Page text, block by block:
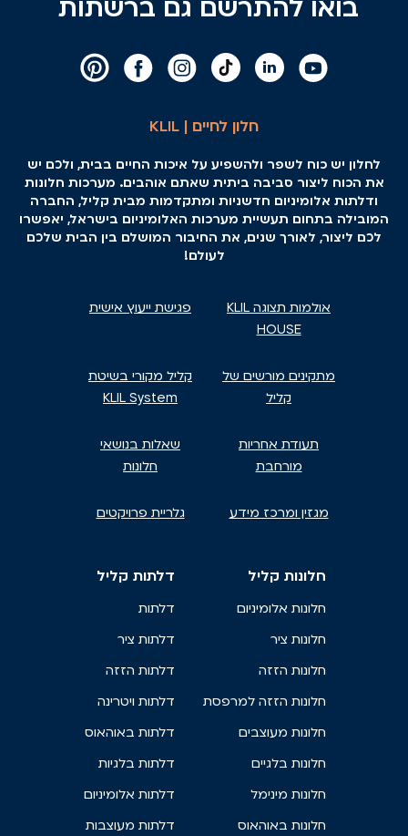
בואו להתרשם גם ברשתות
חלון לחיים | KLIL
לחלון יש כוח לשפר ולהשפיע על איכות החיים בבית, ולכם יש
את הכוח ליצור סביבה ביתית שאתם אוהבים. מערכות חלונות
ודלתות אלומיניום חדשניות ומתקדמות מבית קליל, החברה
המובילה בתחום תעשיית מערכות האלומיניום בישראל, יאפשרו
לכם ליצור, לאורך שנים, את החיבור המושלם בין הבית שלכם
לעולם!
אולמות תצוגה KLIL
HOUSE
פגישת ייעוץ אישית
מתקינים מורשים של
קליל
קליל מקורי בשיטת
KLIL System
תעודת אחריות
מורחבת
שאלות בנושאי
חלונות
מגזין ומרכז מידע גלריית פרויקטים
חלונות קליל
חלונות אלומיניום
חלונות ציר
חלונות הזזה
חלונות הזזה למרפסת
חלונות מעוצבים
חלונות בלגיים
חלונות מינימל
חלונות באוהאוס
דלתות קליל
דלתות
דלתות ציר
דלתות הזזה
דלתות ויטרינה
דלתות באוהאוס
דלתות בלגיות
דלתות אלומיניום
דלתות מעוצבות